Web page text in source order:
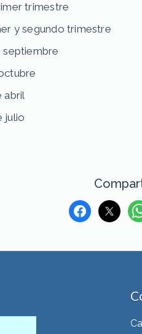
trimestre
y segundo trimestre
septiembre
abril
julio